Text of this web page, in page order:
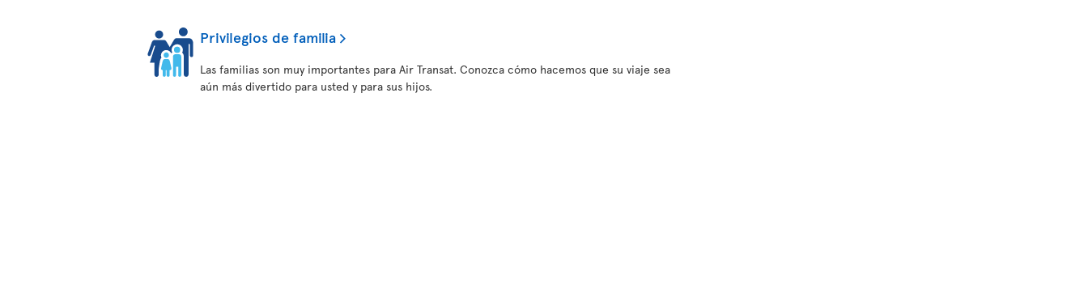
Privilegios de familia
Las familias son muy importantes para Air Transat. Conozca cómo hacemos que su viaje sea
aún más divertido para usted y para sus hijos.